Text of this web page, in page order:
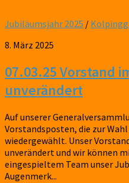
Jubiläumsjahr 2025 /
8. März 2025
07.03.25 Vorstand
unverändert
Auf unserer
Vorstandsposten, die zur
wiedergewählt. Unser
unverändert und wir können
eingespieltem Team unser
Augenmerk...